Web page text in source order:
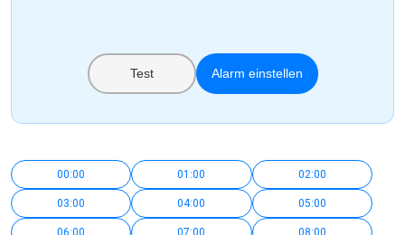
Test Alarm einstellen
00:00 01:00 02:00
03:00 04:00 05:00
06:00 07:00 08:00